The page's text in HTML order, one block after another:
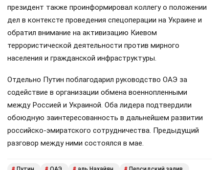
президент также проинформировал коллегу о положении
дел в контексте проведения спецоперации на Украине и
обратил внимание на активизацию Киевом
террористической деятельности против мирного
населения и гражданской инфраструктуры.
Отдельно Путин поблагодарил руководство ОАЭ за
содействие в организации обмена военнопленными
между Россией и Украиной. Оба лидера подтвердили
обоюдную заинтересованность в дальнейшем развитии
российско-эмиратского сотрудничества. Предыдущий
разговор между ними состоялся в мае.